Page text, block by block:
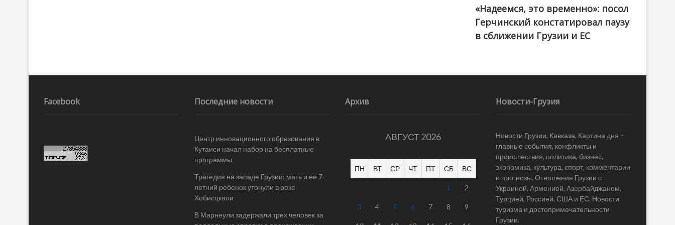
«Надеемся, это временно»: посол
Герчинский констатировал паузу
в сближении Грузии и ЕС
Facebook Последние новости
Центр инновационного образования в
Кутаиси начал набор на бесплатные
программы
Трагедия на западе Грузии: мать и ее 7-
летний ребенок утонули в реке
Хобисцкали
В Марнеули задержали трех человек за
Архив
АВГУСТ 2026
ПН ВТ СР ЧТ ПТ СБ ВС
1 2
3 4 5 6 7 8 9
Новости-Грузия
Новости Грузии, Кавказа. Картина дня –
главные события, конфликты и
происшествия, политика, бизнес,
экономика, культура, спорт, комментарии
и прогнозы. Отношения Грузии с
Украиной, Арменией, Азербайджаном,
Турцией, Россией, США и ЕС. Новости
туризма и достопримечательности
Грузии.